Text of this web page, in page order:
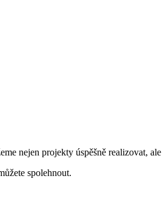
nejen projekty úspěšně realizovat,
spolehnout.